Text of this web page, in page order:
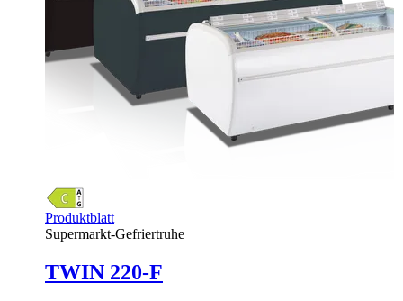
Produktblatt
Supermarkt-Gefriertruhe
TWIN 220-F